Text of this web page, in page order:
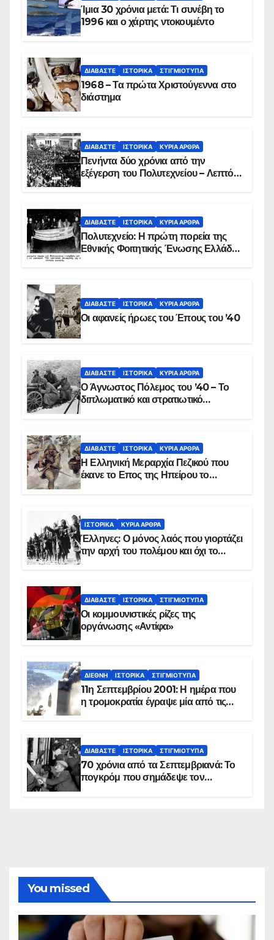
Ίμια 30 χρόνια μετά: Τι συνέβη το
1996 και ο χάρτης ντοκουμέντο
ΔΙΑΒΆΣΤΕ ΙΣΤΟΡΙΚΆ ΣΤΙΓΜΙΌΤΥΠΑ
1968 – Τα πρώτα Χριστούγεννα στο
διάστημα
ΔΙΑΒΆΣΤΕ ΙΣΤΟΡΙΚΆ ΚΥΡΙΑ ΑΡΘΡΑ
Πενήντα δύο χρόνια από την
εξέγερση του Πολυτεχνείου – Λεπτό
ΔΙΑΒΆΣΤΕ ΙΣΤΟΡΙΚΆ ΚΥΡΙΑ ΑΡΘΡΑ
Πολυτεχνείο: Η πρώτη πορεία της
Εθνικής Φοιτητικής Ένωσης Ελλάδος
ΔΙΑΒΆΣΤΕ ΙΣΤΟΡΙΚΆ ΚΥΡΙΑ ΑΡΘΡΑ
Οι αφανείς ήρωες του Έπους του ’40
ΔΙΑΒΆΣΤΕ ΙΣΤΟΡΙΚΆ ΚΥΡΙΑ ΑΡΘΡΑ
Ο Άγνωστος Πόλεμος του ’40 – Το
διπλωματικό και στρατιωτικό
ΔΙΑΒΆΣΤΕ ΙΣΤΟΡΙΚΆ ΚΥΡΙΑ ΑΡΘΡΑ
Η Ελληνική Μεραρχία Πεζικού που
έκανε το Επος της Ηπείρου το
ΙΣΤΟΡΙΚΆ ΚΥΡΙΑ ΑΡΘΡΑ
Έλληνες: Ο μόνος λαός που γιορτάζει
την αρχή του πολέμου και όχι το
ΔΙΑΒΆΣΤΕ ΙΣΤΟΡΙΚΆ ΣΤΙΓΜΙΌΤΥΠΑ
Οι κομμουνιστικές ρίζες της
οργάνωσης «Αντίφα»
ΔΙΕΘΝΉ ΙΣΤΟΡΙΚΆ ΣΤΙΓΜΙΌΤΥΠΑ
11η Σεπτεμβρίου 2001: Η ημέρα που
η τρομοκρατία έγραψε μία από τις
ΔΙΑΒΆΣΤΕ ΙΣΤΟΡΙΚΆ ΣΤΙΓΜΙΌΤΥΠΑ
70 χρόνια από τα Σεπτεμβριανά: Το
πογκρόμ που σημάδεψε τον
You missed